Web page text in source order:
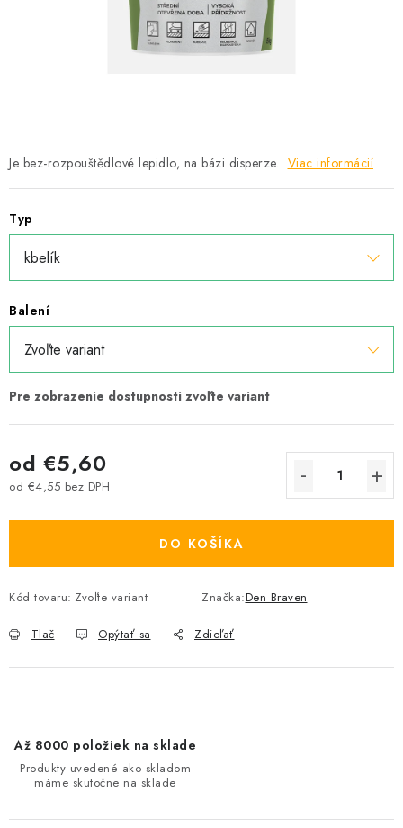
Je bez-rozpouštědlové lepidlo, na bázi disperze. Viac informácií
Typ
Balení
od €5,60
od €4,55 bez DPH
DO KOŠÍKA
Kód tovaru: Zvoľte variant Značka:Den Braven
Tlač Opýtať sa Zdieľať
Až 8000 položiek na sklade
Produkty uvedené ako skladom
máme skutočne na sklade